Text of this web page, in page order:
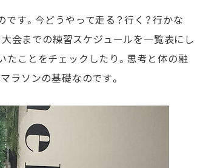
す。今どうやって走る？行く？行かな
会までの練習スケジュールを一覧表にし
たことをチェックしたり。思考と体の融
ラソンの基礎なのです。